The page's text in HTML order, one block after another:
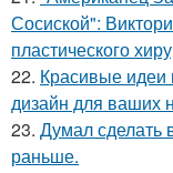
Сосиской":
пластического
22. Красивые
дизайн для ваших
23. Думал сделать
раньше.